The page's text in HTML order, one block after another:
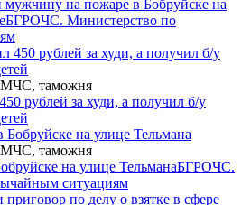
на пожаре в Бобруйске на
БГРОЧС. Министерство по
таможня
рублей за худи, а получил б/у
таможня
на улице ТельманаБГРОЧС.
ситуациям